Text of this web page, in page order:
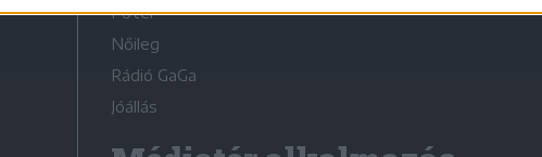
Főtér
Nőileg
Rádió GaGa
Jóállás